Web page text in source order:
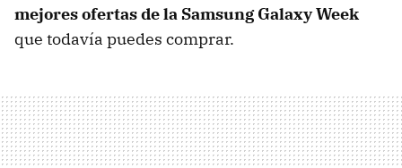
mejores ofertas de la Samsung Galaxy Week
que todavía puedes comprar.